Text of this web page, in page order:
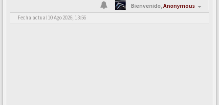
Bienvenido,Anonymous
Fecha actual 10 Ago 2026, 13:56